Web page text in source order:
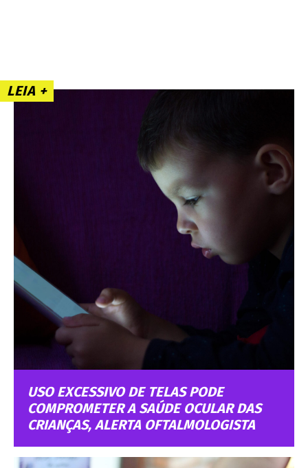
LEIA +
USO EXCESSIVO DE TELAS PODE
COMPROMETER A SAÚDE OCULAR DAS
CRIANÇAS, ALERTA OFTALMOLOGISTA